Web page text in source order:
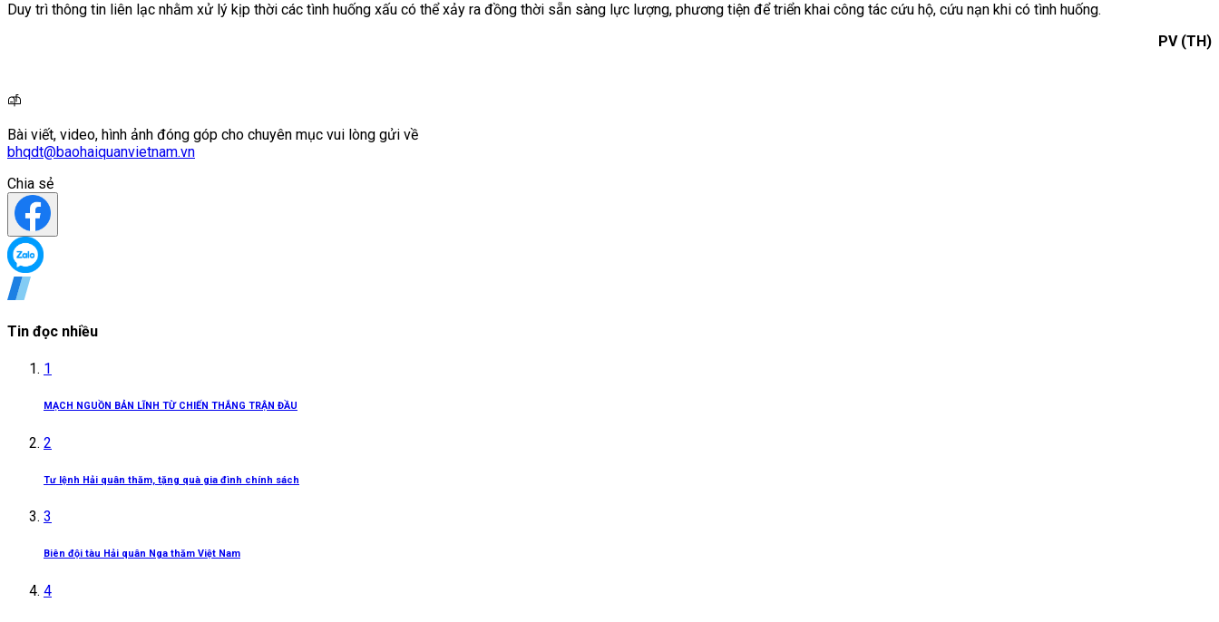
Duy trì thông tin liên lạc nhằm xử lý kịp thời các tình huống xấu có thể xảy ra đồng thời sẵn sàng lực lượng, phương tiện để triển khai công tác cứu hộ, cứu nạn khi có tình huống.
PV (TH)
Bài viết, video, hình ảnh đóng góp cho chuyên mục vui lòng gửi về
bhqdt@baohaiquanvietnam.vn
Chia sẻ
Tin đọc nhiều
1
MẠCH NGUỒN BẢN LĨNH TỪ CHIẾN THẮNG TRẬN ĐẦU
2
Tư lệnh Hải quân thăm, tặng quà gia đình chính sách
3
Biên đội tàu Hải quân Nga thăm Việt Nam
4